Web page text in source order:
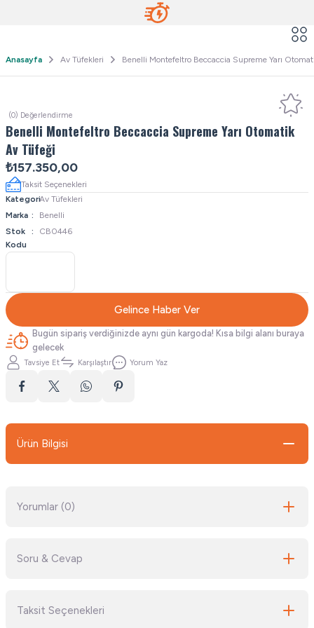
Anasayfa Av Tüfekleri Benelli Montefeltro Beccaccia Supreme Yarı
(0) Değerlendirme
Benelli Montefeltro Beccaccia Supreme Yarı Otomatik
Av Tüfeği
₺157.350,00
Taksit Seçenekleri
KategoriAv Tüfekleri
Marka
Benelli
Stok
Kodu
CB0446
Gelince Haber Ver
Bugün sipariş verdiğinizde aynı gün kargoda! Kısa bilgi alanı buraya
gelecek
Tavsiye Et Karşılaştır Yorum Yaz
Ürün Bilgisi
Yorumlar (0)
Soru & Cevap
Taksit Seçenekleri